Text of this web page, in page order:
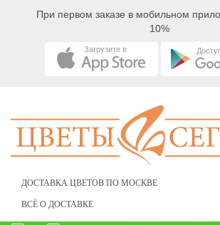
При первом заказе в мобильном
10%
Загрузите в
ДОСТАВКА ЦВЕТОВ ПО МОСКВЕ
ВСЁ О ДОСТАВКЕ